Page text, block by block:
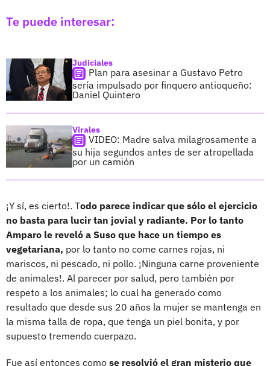
Te puede interesar:
Judiciales
Plan para asesinar a Gustavo Petro
sería impulsado por finquero antioqueño:
Daniel Quintero
Virales
VIDEO: Madre salva milagrosamente a
su hija segundos antes de ser atropellada
por un camión
¡Y sí, es cierto!. Todo parece indicar que sólo el ejercicio
no basta para lucir tan jovial y radiante. Por lo tanto
Amparo le reveló a Suso que hace un tiempo es
vegetariana, por lo tanto no come carnes rojas, ni
mariscos, ni pescado, ni pollo. ¡Ninguna carne proveniente
de animales!. Al parecer por salud, pero también por
respeto a los animales; lo cual ha generado como
resultado que desde sus 20 años la mujer se mantenga en
la misma talla de ropa, que tenga un piel bonita, y por
supuesto tremendo cuerpazo.
Fue así entonces como se resolvió el gran misterio que